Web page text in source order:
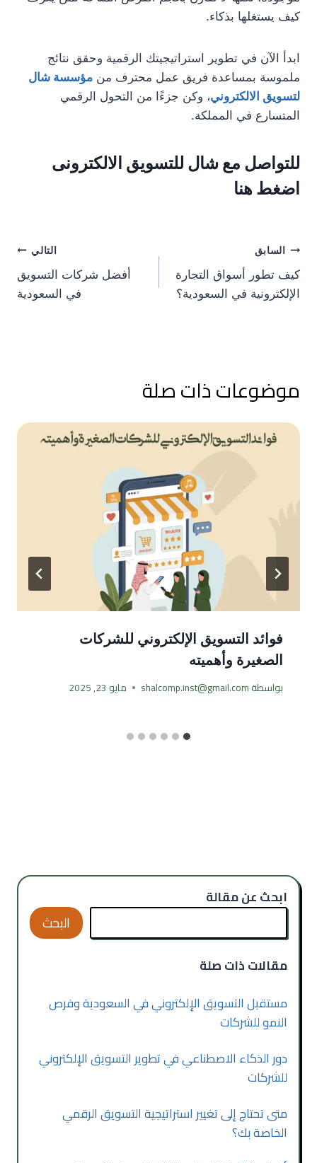
كيف يستغلها بذكاء.
ابدأ الآن في تطوير استراتيجيتك الرقمية وحقق نتائج
ملموسة بمساعدة فريق عمل محترف من مؤسسة شال
لتسويق الالكتروني، وكن جزءًا من التحول الرقمي
المتسارع في المملكة.
للتواصل مع شال للتسويق الالكترونى
اضغط هنا
السابق
كيف تطور أسواق التجارة
الإلكترونية في السعودية؟
التالي
أفضل شركات التسويق
في السعودية
موضوعات ذات صلة
فوائد التسويق الإلكتروني للشركات
الصغيرة وأهميته
بواسطةshalcomp.inst@gmail.com مايو 23, 2025
ابحث عن مقالة
البحث
مقالات ذات صلة
مستقبل التسويق الإلكتروني في السعودية وفرص
النمو للشركات
دور الذكاء الاصطناعي في تطوير التسويق الإلكتروني
للشركات
متى تحتاج إلى تغيير استراتيجية التسويق الرقمي
الخاصة بك؟